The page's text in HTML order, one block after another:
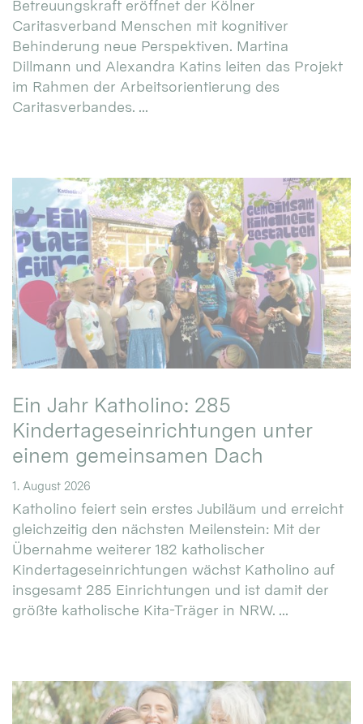
Betreuungskraft eröffnet der Kölner
Caritasverband Menschen mit kognitiver
Behinderung neue Perspektiven. Martina
Dillmann und Alexandra Katins leiten das Projekt
im Rahmen der Arbeitsorientierung des
Caritasverbandes. ...
Ein Jahr Katholino: 285
Kindertageseinrichtungen unter
einem gemeinsamen Dach
1. August 2026
Katholino feiert sein erstes Jubiläum und erreicht
gleichzeitig den nächsten Meilenstein: Mit der
Übernahme weiterer 182 katholischer
Kindertageseinrichtungen wächst Katholino auf
insgesamt 285 Einrichtungen und ist damit der
größte katholische Kita-Träger in NRW. ...